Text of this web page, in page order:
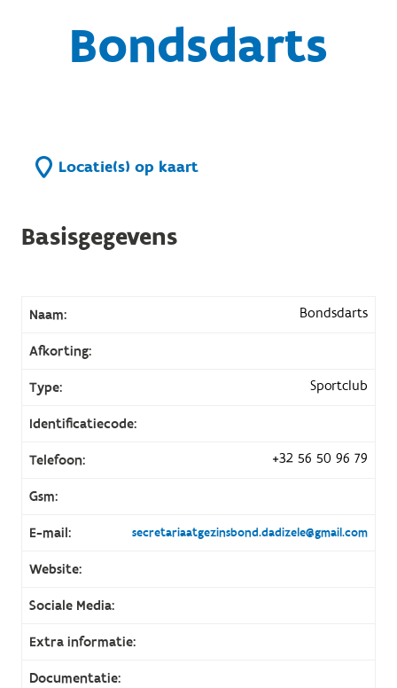
Bondsdarts
Locatie(s) op kaart
Basisgegevens
Naam: Bondsdarts
Afkorting:
Type: Sportclub
Identificatiecode:
Telefoon: +32 56 50 96 79
Gsm:
E-mail: secretariaatgezinsbond.dadizele@gmail.com
Website:
Sociale Media:
Extra informatie:
Documentatie: